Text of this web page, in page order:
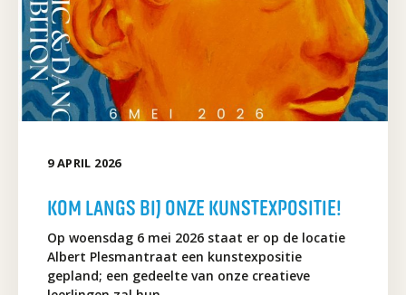
9APRIL 2026
KOM LANGS BIJ ONZE KUNSTEXPOSITIE!
Op woensdag 6 mei 2026 staat er op de locatie
Albert Plesmantraat een kunstexpositie
gepland; een gedeelte van onze creatieve